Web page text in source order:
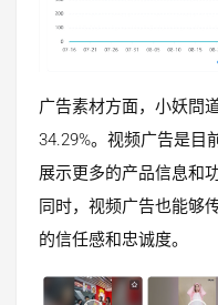
广告素材方面，小妖問
34.29%。视频广告是目
展示更多的产品信息和
同时，视频广告也能够
的信任感和忠诚度。